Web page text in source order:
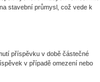
stavební průmysl, což vede k
příspěvku v době částečné
v případě omezení nebo